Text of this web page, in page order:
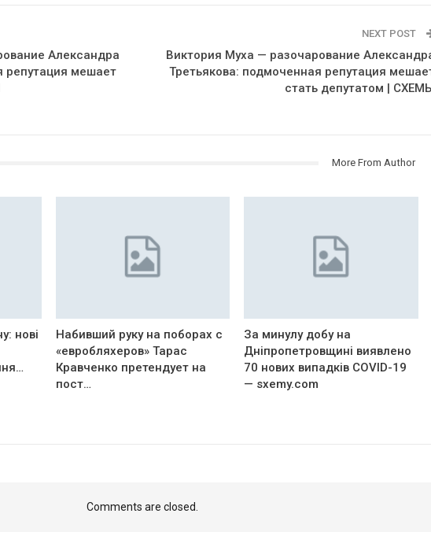
Александра
репутация мешает
NEXT POST
Виктория Муха — разочарование
Третьякова: подмоченная репутация
стать депутатом |
More From Author
нові
Набивший руку на поборах с
«евробляхеров» Тарас
Кравченко претендует на
пост…
За минулу добу на
Дніпропетровщині виявлено
70 нових випадків COVID-19
— sxemy.com
Comments are closed.